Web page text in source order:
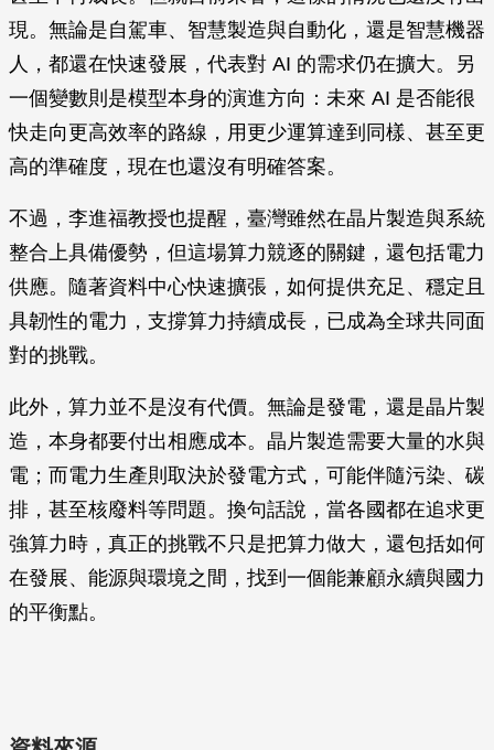
現。無論是自駕車、智慧製造與自動化，還是智慧機器
人，都還在快速發展，代表對 AI 的需求仍在擴大。另
一個變數則是模型本身的演進方向：未來 AI 是否能很
快走向更高效率的路線，用更少運算達到同樣、甚至更
高的準確度，現在也還沒有明確答案。
不過，李進福教授也提醒，臺灣雖然在晶片製造與系統
整合上具備優勢，但這場算力競逐的關鍵，還包括電力
供應。隨著資料中心快速擴張，如何提供充足、穩定且
具韌性的電力，支撐算力持續成長，已成為全球共同面
對的挑戰。
此外，算力並不是沒有代價。無論是發電，還是晶片製
造，本身都要付出相應成本。晶片製造需要大量的水與
電；而電力生產則取決於發電方式，可能伴隨污染、碳
排，甚至核廢料等問題。換句話說，當各國都在追求更
強算力時，真正的挑戰不只是把算力做大，還包括如何
在發展、能源與環境之間，找到一個能兼顧永續與國力
的平衡點。